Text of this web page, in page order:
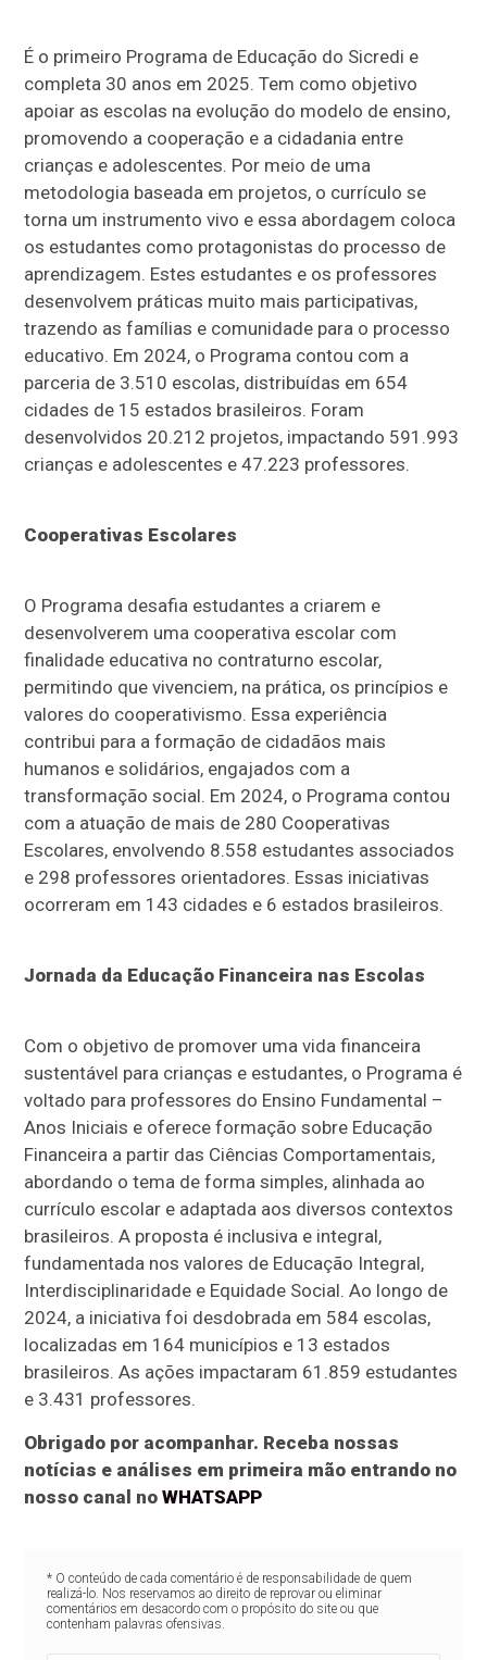
É o primeiro Programa de Educação do Sicredi e
completa 30 anos em 2025. Tem como objetivo
apoiar as escolas na evolução do modelo de ensino,
promovendo a cooperação e a cidadania entre
crianças e adolescentes. Por meio de uma
metodologia baseada em projetos, o currículo se
torna um instrumento vivo e essa abordagem coloca
os estudantes como protagonistas do processo de
aprendizagem. Estes estudantes e os professores
desenvolvem práticas muito mais participativas,
trazendo as famílias e comunidade para o processo
educativo. Em 2024, o Programa contou com a
parceria de 3.510 escolas, distribuídas em 654
cidades de 15 estados brasileiros. Foram
desenvolvidos 20.212 projetos, impactando 591.993
crianças e adolescentes e 47.223 professores.
Cooperativas Escolares
O Programa desafia estudantes a criarem e
desenvolverem uma cooperativa escolar com
finalidade educativa no contraturno escolar,
permitindo que vivenciem, na prática, os princípios e
valores do cooperativismo. Essa experiência
contribui para a formação de cidadãos mais
humanos e solidários, engajados com a
transformação social. Em 2024, o Programa contou
com a atuação de mais de 280 Cooperativas
Escolares, envolvendo 8.558 estudantes associados
e 298 professores orientadores. Essas iniciativas
ocorreram em 143 cidades e 6 estados brasileiros.
Jornada da Educação Financeira nas Escolas
Com o objetivo de promover uma vida financeira
sustentável para crianças e estudantes, o Programa é
voltado para professores do Ensino Fundamental –
Anos Iniciais e oferece formação sobre Educação
Financeira a partir das Ciências Comportamentais,
abordando o tema de forma simples, alinhada ao
currículo escolar e adaptada aos diversos contextos
brasileiros. A proposta é inclusiva e integral,
fundamentada nos valores de Educação Integral,
Interdisciplinaridade e Equidade Social. Ao longo de
2024, a iniciativa foi desdobrada em 584 escolas,
localizadas em 164 municípios e 13 estados
brasileiros. As ações impactaram 61.859 estudantes
e 3.431 professores.
Obrigado por acompanhar. Receba nossas
notícias e análises em primeira mão entrando no
nosso canal noWHATSAPP
* O conteúdo de cada comentário é de responsabilidade de quem
realizá-lo. Nos reservamos ao direito de reprovar ou eliminar
comentários em desacordo com o propósito do site ou que
contenham palavras ofensivas.